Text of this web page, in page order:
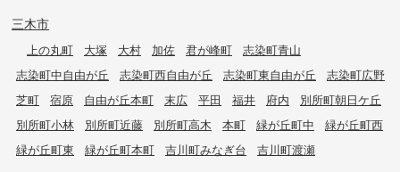
三木市
上の丸町 大塚 大村 加佐 君が峰町
志染町青山
志染町中自由が丘
志染町西自由が丘 志染町東自由が丘
志染町広野
芝町
宿原 自由が丘本町 末広 平田 福井 府内
別所町朝日ケ丘
別所町小林
別所町近藤 別所町高木 本町 緑が丘町中
緑が丘町西
緑が丘町東
緑が丘町本町 吉川町みなぎ台 吉川町渡瀬